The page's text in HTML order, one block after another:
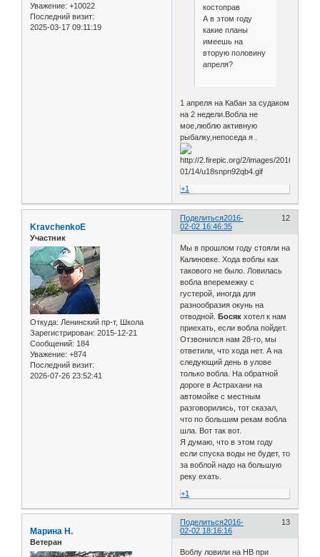
Уважение: +10022
Последний визит:
2025-03-17 09:11:19
костоправ
А в этом году
какие планы
имеешь на
вторую половину
апреля?
1 апреля на Кабан за судаком
на 2 недели.Вобла не
мое,люблю активную
рыбалку,непоседа я .
+1
Поделиться 12
2016-
02-02 16:46:35
KravchenkoE
Участник
Откуда: Ленинский пр-т, Школа
Зарегистрирован: 2015-12-21
Сообщений: 184
Уважение: +874
Последний визит:
2026-07-26 23:52:41
Мы в прошлом году стояли на
Калиновке. Хода воблы как
такового не было. Ловилась
вобла вперемежку с
густерой, иногда для
разнообразия окунь на
отводной.Босяк хотел к нам
приехать, если вобла пойдет.
Отзвонился нам 28-го, мы
ответили, что хода нет. А на
следующий день в улове
только вобла. На обратной
дороге в Астрахани на
автомойке с местным
разговорились, тот сказал,
что по большим рекам вобла
шла. Вот так вот.
Я думаю, что в этом году
если спуска воды не будет, то
за воблой надо на большую
реку ехать.
+1
Поделиться 13
2016-
02-02 18:16:16
Марина Н.
Ветеран
Воблу ловили на НВ при